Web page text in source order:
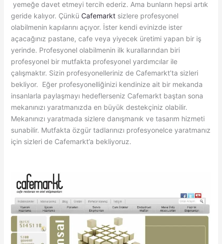
yemeğe davet etmeyi tercih ederiz. Ama bunların hepsi artık
geride kalıyor. Çünkü Cafemarktsizlere profesyonel
olabilmenin kapılarını açıyor. İster kendi evinizde ister
açacağınız pastane, cafe veya yiyecek üretimi yapan bir iş
yerinde. Profesyonel olabilmenin ilk kurallarından biri
profesyonel bir mutfakta profesyonel yardımcılar ile
çalışmaktır. Sizin profesyonelleriniz de Cafemarkt’ta sizleri
bekliyor. Eğer profesyonelliğinizi kendinize ait bir mekanda
insanlarla paylaşmayı hedeflerseniz Cafemarkt baştan sona
mekanınızı yaratmanızda en büyük destekçiniz olabilir.
Mekanınızı yaratmada sizlere danışmanık ve tasarım hizmeti
sunabilir. Mutfakta özgür tadlarınızı profesyonelce yaratmanız
için sizleri de Cafemarkt’a bekliyoruz.